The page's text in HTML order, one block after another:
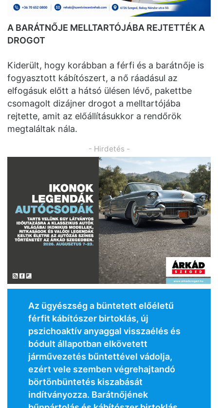
A BARÁTNŐJE MELLTARTÓJÁBA REJTETTÉK A
DROGOT
Kiderült, hogy korábban a férfi és a barátnője is
fogyasztott kábítószert, a nő ráadásul az
elfogásuk előtt a hátsó ülésen lévő, pakettbe
csomagolt dizájner drogot a melltartójába
rejtette, amit az előállításukkor a rendőrök
megtaláltak nála.
- Hirdetés -
Az ügyészség a büntetett előéletű
férfit kábítószer birtoklás, új
pszichoaktív anyaggal visszaélés és
bódult állapotban elkövetett
járművezetés bűntettével vádolja,
ezért vele szemben végrehajtandó
börtönbüntetés kiszabását
indítványozza. Barátnőjének